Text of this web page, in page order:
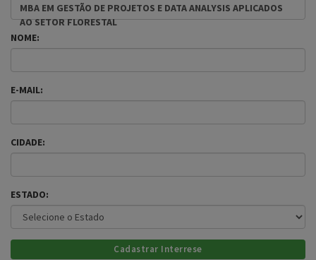
MBA EM GESTÃO DE PROJETOS E DATA ANALYSIS APLICADOS
AO SETOR FLORESTAL
NOME:
E-MAIL:
CIDADE:
ESTADO: